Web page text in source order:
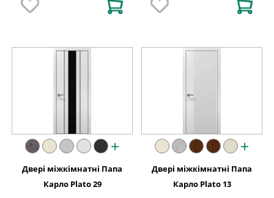
+
Двері міжкімнатні Папа
Карло Plato 29
+
Двері міжкімнатні Папа
Карло Plato 13